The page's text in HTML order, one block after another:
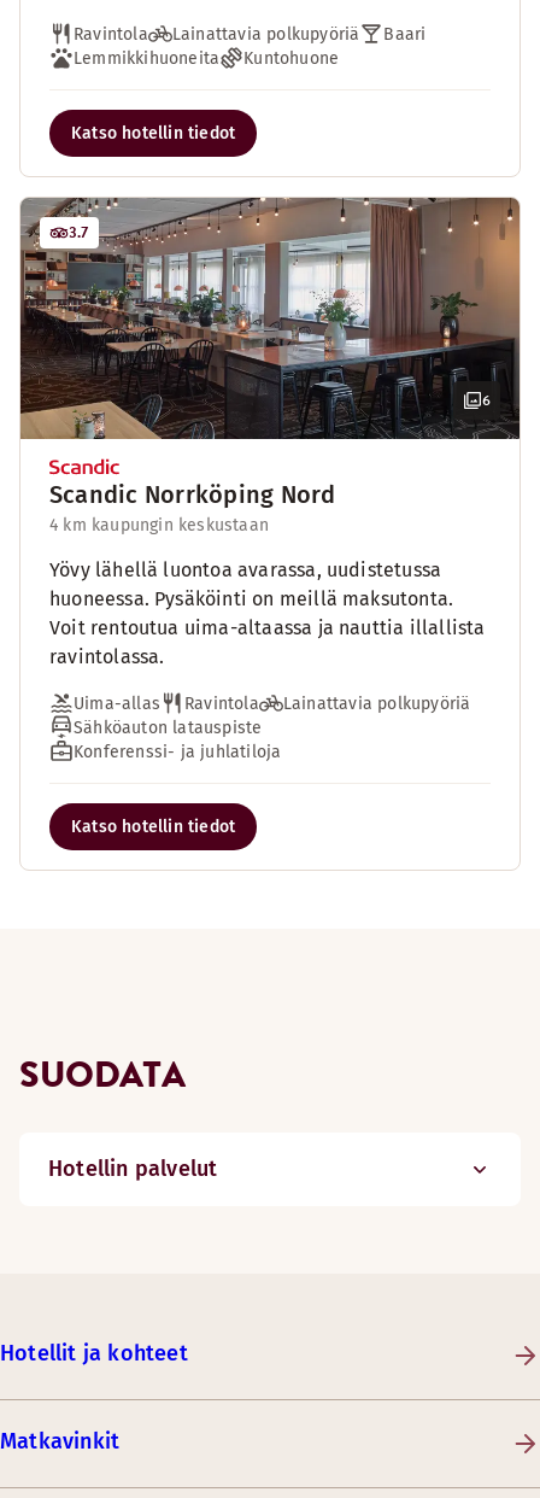
Ravintola Lainattavia polkupyöriä
Baari
Lemmikkihuoneita
Kuntohuone
Katso hotellin tiedot
6
3.7
Scandic Norrköping Nord
4 km kaupungin keskustaan
Yövy lähellä luontoa avarassa, uudistetussa
huoneessa. Pysäköinti on meillä maksutonta.
Voit rentoutua uima-altaassa ja nauttia illallista
ravintolassa.
Uima-allas Ravintola
Lainattavia polkupyöriä
Sähköauton latauspiste
Konferenssi- ja juhlatiloja
Katso hotellin tiedot
SUODATA
Hotellin palvelut
Hotellit ja kohteet
Matkavinkit